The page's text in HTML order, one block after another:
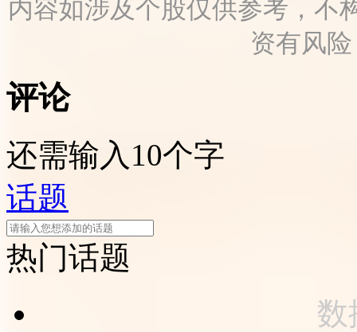
内容如涉及个股仅供参考，不
资有风
评论
还需输入10个字
话题
热门话题
数